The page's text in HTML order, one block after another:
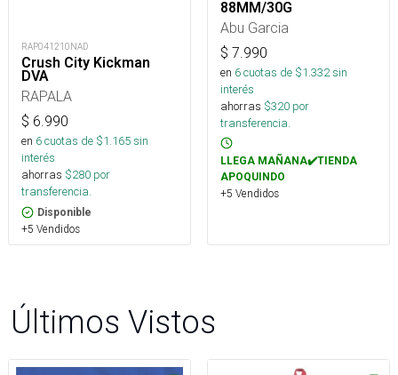
RAP041210NAD
Crush City Kickman
DVA
RAPALA
$ 6.990
en 6cuotas de $1.165sin
interés
ahorras $280 por
transferencia.
Disponible
+5 Vendidos
88MM/30G
Abu Garcia
$ 7.990
en 6cuotas de $1.332sin
interés
ahorras $320 por
transferencia.
LLEGA MAÑANA✔️TIENDA
APOQUINDO
+5 Vendidos
Últimos Vistos